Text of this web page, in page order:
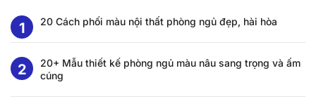
20 Cách phối màu nội thất phòng ngủ đẹp, hài hòa
20+ Mẫu thiết kế phòng ngủ màu nâu sang trọng và ấm
cúng